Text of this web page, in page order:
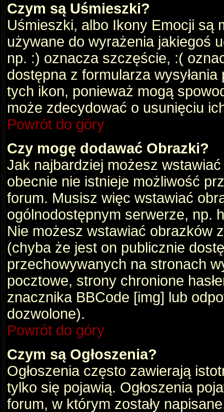
Czym są Uśmieszki?
Uśmieszki, albo Ikony Emocji są
używane do wyrażenia jakiegoś
np. :) oznacza szczęście, :(
dostępna z formularza
tych ikon, ponieważ mogą
może zdecydować o usunięciu
Powrót do góry
Czy mogę dodawać Obrazki?
Jak najbardziej możesz
obecnie nie istnieje możliwość
forum. Musisz więc wstawiać
ogólnodostępnym serwerze, np.
Nie możesz wstawiać obrazków
(chyba że jest on publicznie
przechowywanych na stronach
pocztowe, strony chronione
znacznika BBCode [img] lub
dozwolone).
Powrót do góry
Czym są Ogłoszenia?
Ogłoszenia często zawierają
tylko się pojawią. Ogłoszenia
forum, w którym zostały